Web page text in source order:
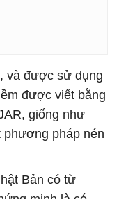
và được sử dụng
được viết bằng
giống như
phương pháp nén
Bản có từ